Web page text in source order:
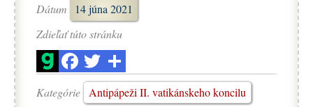
Dátum
14 júna 2021
Zdieľať túto stránku
Kategórie
Antipápeži II. vatikánskeho koncilu